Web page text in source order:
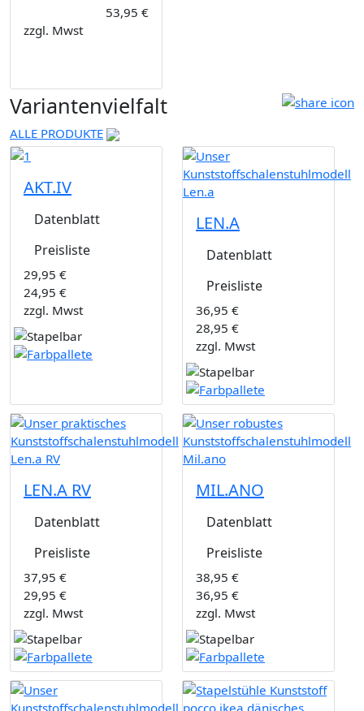
53,95 €
zzgl. Mwst
Variantenvielfalt
ALLE PRODUKTE
AKT.IV
Datenblatt
Preisliste
29,95 €
24,95 €
zzgl. Mwst
LEN.A
Datenblatt
Preisliste
36,95 €
28,95 €
zzgl. Mwst
LEN.A RV
Datenblatt
Preisliste
37,95 €
29,95 €
zzgl. Mwst
MIL.ANO
Datenblatt
Preisliste
38,95 €
36,95 €
zzgl. Mwst